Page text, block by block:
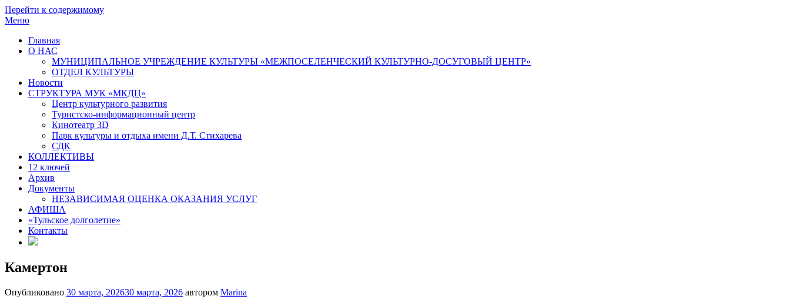
Перейти к содержимому
Меню
Главная
О НАС
МУНИЦИПАЛЬНОЕ УЧРЕЖДЕНИЕ КУЛЬТУРЫ «МЕЖПОСЕЛЕНЧЕСКИЙ КУЛЬТУРНО-ДОСУГОВЫЙ ЦЕНТР»
ОТДЕЛ КУЛЬТУРЫ
Новости
СТРУКТУРА МУК «МКДЦ»
Центр культурного развития
Туристско-информационный центр
Кинотеатр 3D
Парк культуры и отдыха имени Д.Т. Стихарева
СДК
КОЛЛЕКТИВЫ
12 ключей
Архив
Документы
НЕЗАВИСИМАЯ ОЦЕНКА ОКАЗАНИЯ УСЛУГ
АФИША
«Тульское долголетие»
Контакты
Камертон
Опубликовано 30 марта, 202630 марта, 2026 автором Marina